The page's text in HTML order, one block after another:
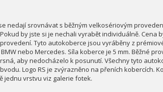
nedají srovnávat s běžným velkosériovým
by jste si je nechali vyrabět individuálně. Cena
Tyto autokoberce jsou vyráběny z
nebo Mercedes. Síla koberce je 5 mm. Běžné
aby nedocházelo k posunutí. Všechny tyto
Logo RS je zvýrazněno na přeních kobercích.
jednu vrstvu viz galerie fotek.